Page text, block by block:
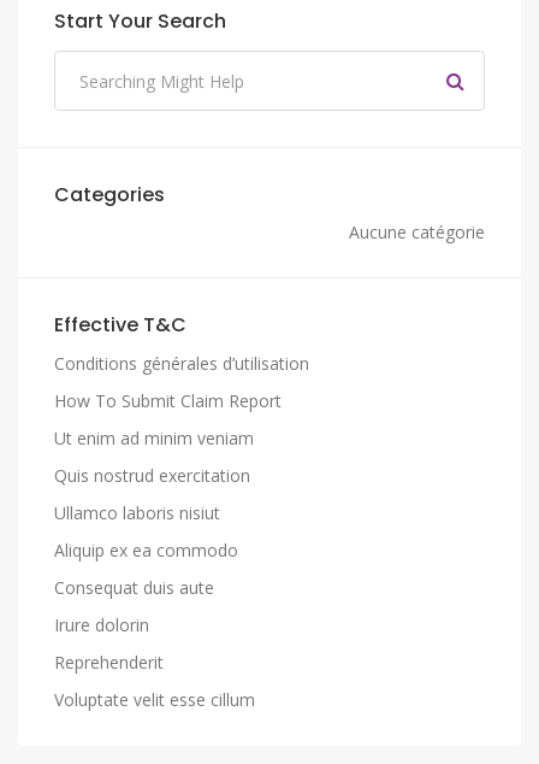
Start Your Search
Categories
Aucune catégorie
Effective T&C
Conditions générales d’utilisation
How To Submit Claim Report
Ut enim ad minim veniam
Quis nostrud exercitation
Ullamco laboris nisiut
Aliquip ex ea commodo
Consequat duis aute
Irure dolorin
Reprehenderit
Voluptate velit esse cillum